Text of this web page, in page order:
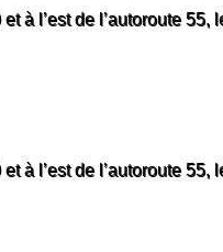
à l’est de l’autoroute
à l’est de l’autoroute